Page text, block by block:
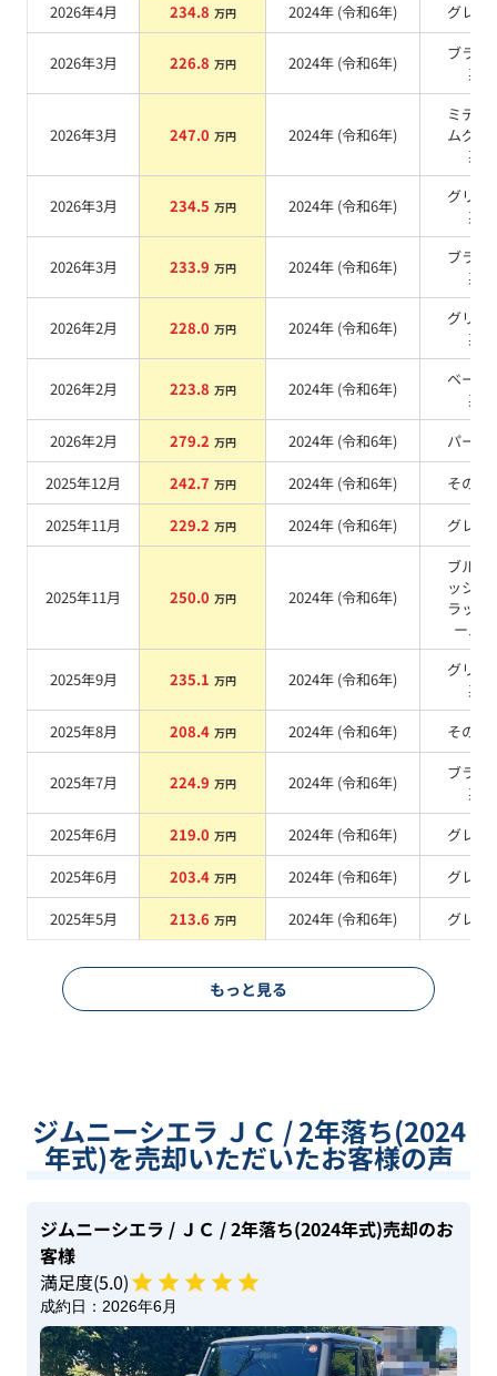
2026年4月
234.8 万円 2024年 (令和6年) グレー
2026年3月 226.8 万円 2024年 (令和6年)
ブラッ
系
2026年3月 247.0 万円 2024年 (令和6年)
ミディ
ムグレ
系
2026年3月 234.5 万円 2024年 (令和6年)
グリー
系
2026年3月 233.9 万円 2024年 (令和6年)
ブラッ
系
2026年2月 228.0 万円 2024年 (令和6年)
グリー
系
2026年2月 223.8 万円 2024年 (令和6年)
ベージ
系
2026年2月
279.2 万円 2024年 (令和6年) パール
2025年12月
242.7 万円 2024年 (令和6年) その他
2025年11月
229.2 万円 2024年 (令和6年) グレー
2025年11月 250.0 万円 2024年 (令和6年)
ブルー
ッシュ
ラック
ール
2025年9月 235.1 万円 2024年 (令和6年)
グリー
系
2025年8月
208.4 万円 2024年 (令和6年) その他
2025年7月 224.9 万円 2024年 (令和6年)
ブラッ
系
2025年6月
219.0 万円 2024年 (令和6年) グレー
2025年6月
203.4 万円 2024年 (令和6年) グレー
2025年5月
213.6 万円 2024年 (令和6年) グレー
もっと見る
ジムニーシエラ ＪＣ / 2年落ち(2024
年式)を売却いただいたお客様の声
ジムニーシエラ / ＪＣ / 2年落ち(2024年式)売却のお
客様
満足度(5.0)
成約日： 2026年6月